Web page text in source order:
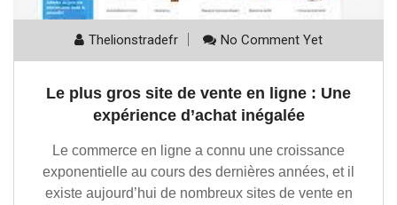
Thelionstradefr No Comment Yet
Le plus gros site de vente en ligne : Une
expérience d’achat inégalée
Le commerce en ligne a connu une croissance
exponentielle au cours des dernières années, et il
existe aujourd’hui de nombreux sites de vente en